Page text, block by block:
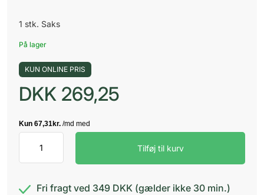
1 stk. Saks
På lager
KUN ONLINE PRIS
DKK 269,25
afrundet
antal
Tilføj til kurv
Fri fragt ved 349 DKK (gælder ikke 30 min.)